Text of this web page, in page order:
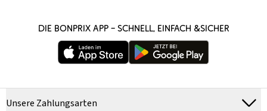
DIE BONPRIX APP – SCHNELL, EINFACH &SICHER
Unsere Zahlungsarten